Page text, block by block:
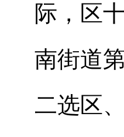
际，区
南街道
二选区